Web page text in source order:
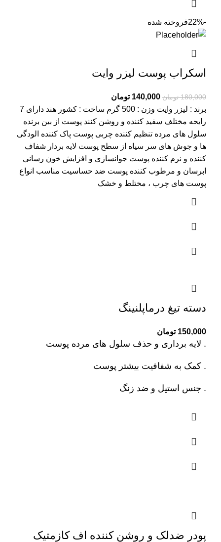
-22% فروخته شده
اسکراب پوست لیزر وایت
180,000 تومان Original
price
was:
180,000 تومان.
140,000 تومان
price
is:
140,000 تومان.
برند : لیزر وایت وزن : 500 گرم ساخت : کشور هند دارای 7
رایحه مختلف سفید کننده و روشن کنند پوست از بین برنده
سلول های مرده تنظیم کننده چربی پوست پاک کننده الودگی
ها و جوش های سر سیاه از سطح پوست لایه بردار شفاف
کننده و نرم کننده پوست جوانسازی و افزایش خون رسانی
ابرسان و مرطوب کننده پوست ضد حساسیت مناسب انواع
پوست های چرب ، مختلط و خشک
دسته تیغ درماپلنینگ
150,000 تومان
. لایه برداری و حذف سلول های مرده پوست
. کمک به شفافیت بیشتر پوست
. جنس استیل و ضد زنگ
پودر ضدلک و روشن کننده اف کازمتیک